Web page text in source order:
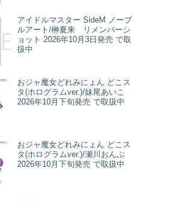
アイドルマスター SideM ノーブ
ルアート/榊夏来 リメンバーシ
ョット 2026年10月3日発売 で取
扱中
おジャ魔女どれみにょん どこス
タ(ホログラムver.)/妹尾あいこ
2026年10月下旬発売 で取扱中
おジャ魔女どれみにょん どこス
タ(ホログラムver.)/瀬川おんぷ
2026年10月下旬発売 で取扱中